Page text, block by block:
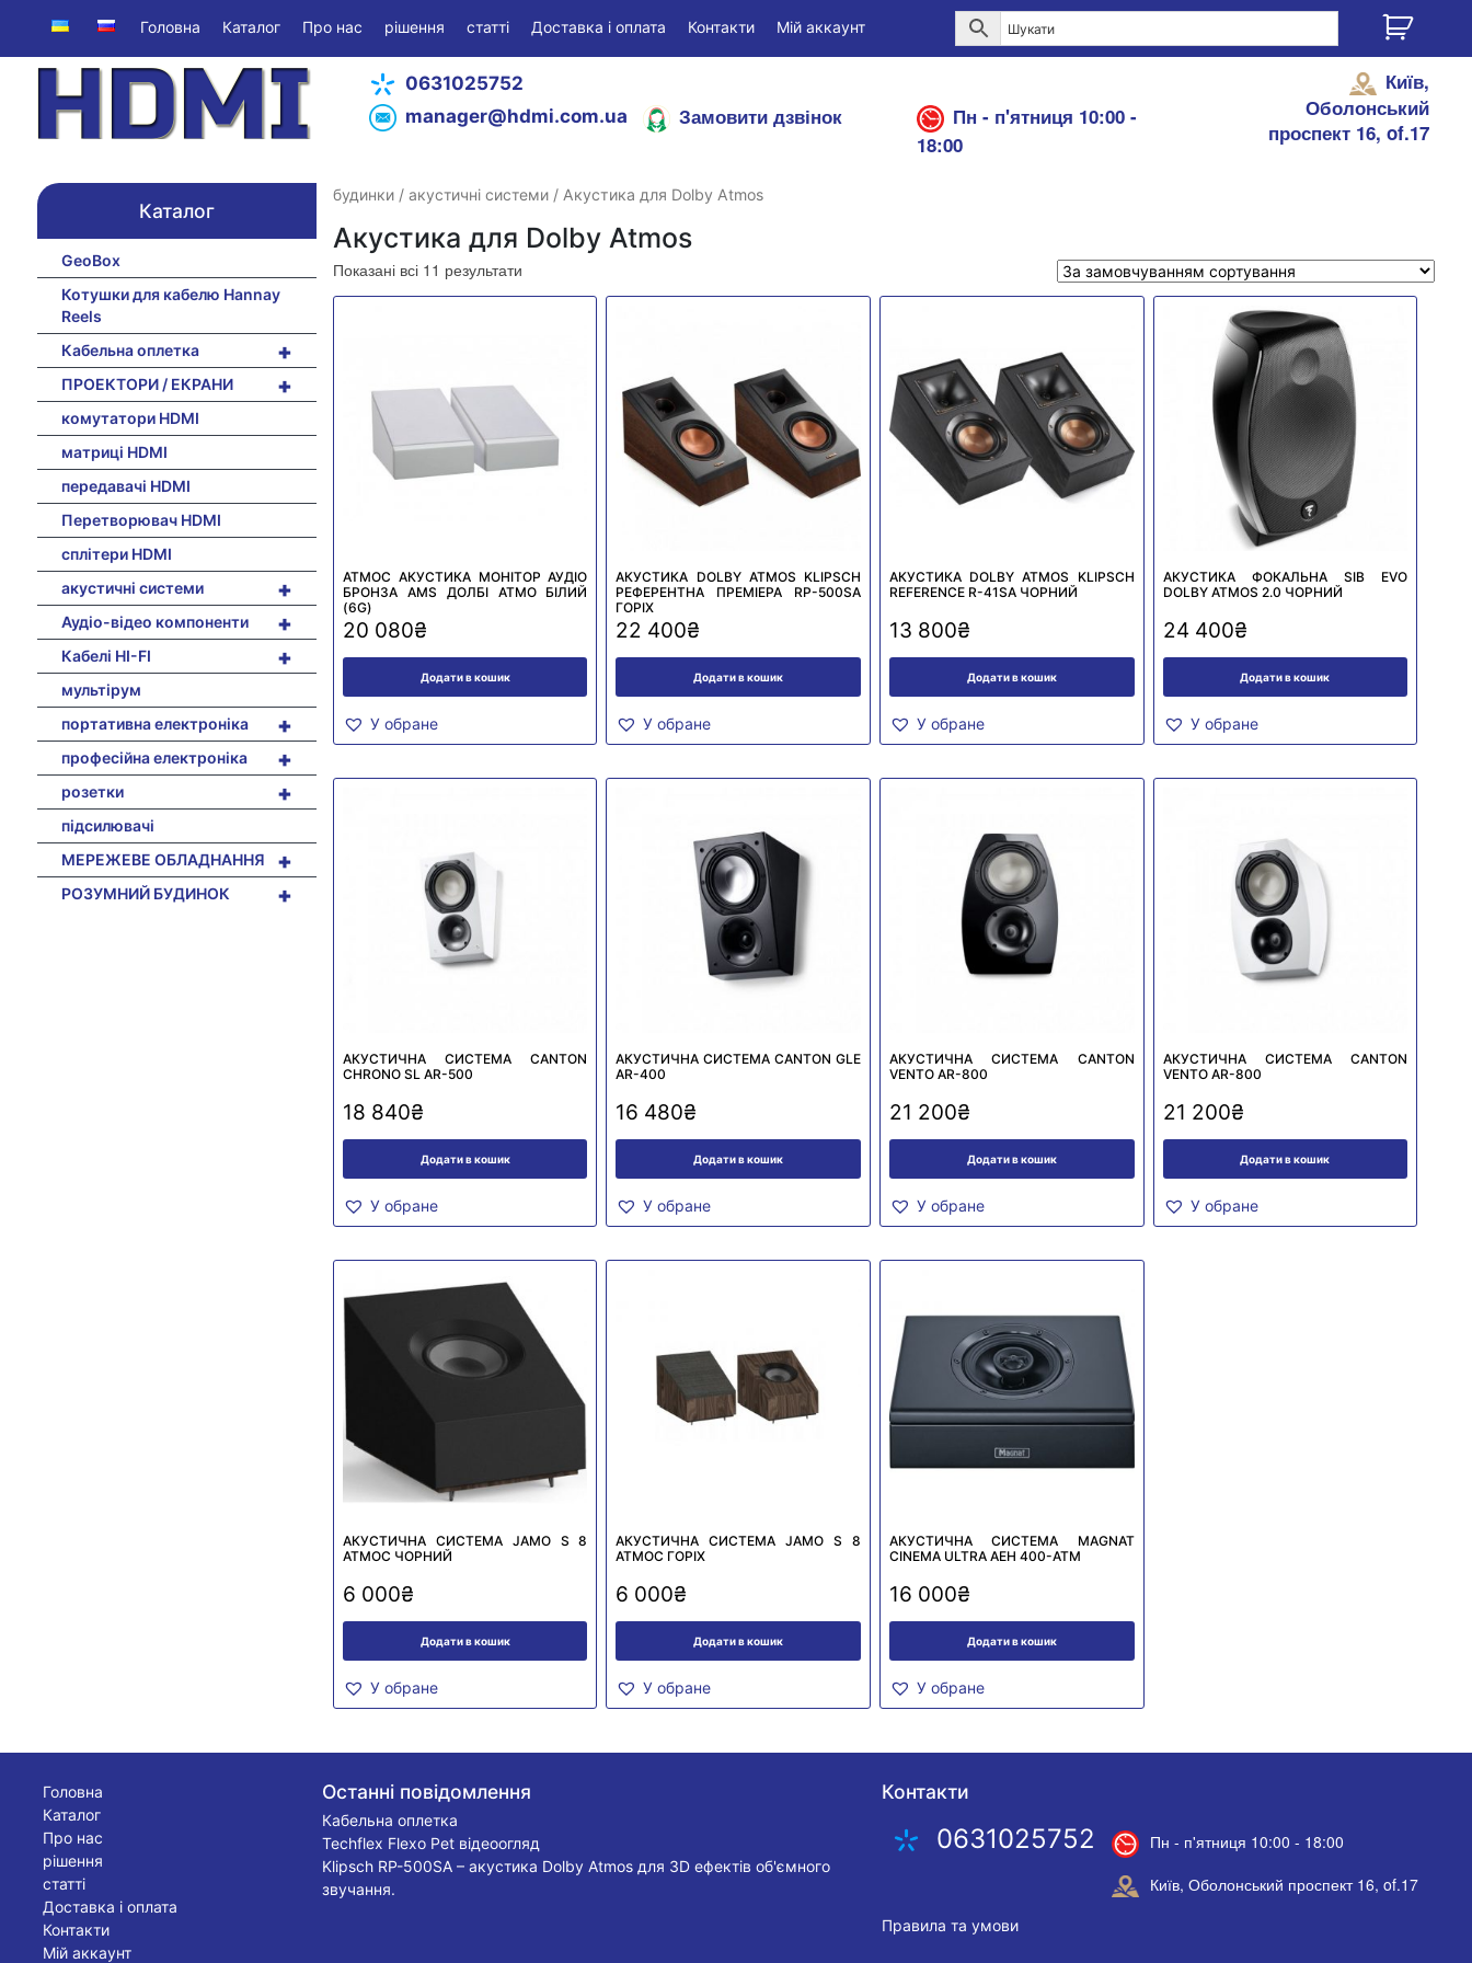
Головна Каталог Про нас рішення статті Доставка і оплата Контакти Мій аккаунт
0631025752
manager@hdmi.com.ua
Замовити дзвінок
Пн - п'ятниця 10:00 -
18:00
Київ,
Оболонський
проспект 16, of.17
будинки/ акустичні системи/ Акустика для Dolby Atmos
Акустика для Dolby Atmos
Показані всі 11 результати
АТМОС АКУСТИКА МОНІТОР АУДІО
БРОНЗА AMS ДОЛБІ АТМО БІЛИЙ
(6G)
20 080₴
Додати в кошик
У обране
АКУСТИКА DOLBY ATMOS KLIPSCH
РЕФЕРЕНТНА ПРЕМІЕРА RP-500SA
ГОРІХ
22 400₴
Додати в кошик
У обране
АКУСТИКА DOLBY ATMOS KLIPSCH
REFERENCE R-41SA ЧОРНИЙ
13 800₴
Додати в кошик
У обране
АКУСТИКА ФОКАЛЬНА SIB EVO
DOLBY ATMOS 2.0 ЧОРНИЙ
24 400₴
Додати в кошик
У обране
АКУСТИЧНА СИСТЕМА CANTON
CHRONO SL AR-500
18 840₴
Додати в кошик
У обране
АКУСТИЧНА СИСТЕМА CANTON GLE
AR-400
16 480₴
Додати в кошик
У обране
АКУСТИЧНА СИСТЕМА CANTON
VENTO AR-800
21 200₴
Додати в кошик
У обране
АКУСТИЧНА СИСТЕМА CANTON
VENTO AR-800
21 200₴
Додати в кошик
У обране
АКУСТИЧНА СИСТЕМА JAMO S 8
АТМОС ЧОРНИЙ
6 000₴
Додати в кошик
У обране
АКУСТИЧНА СИСТЕМА JAMO S 8
АТМОС ГОРІХ
6 000₴
Додати в кошик
У обране
АКУСТИЧНА СИСТЕМА MAGNAT
CINEMA ULTRA AEH 400-ATM
16 000₴
Додати в кошик
У обране
Каталог
GeoBox
Котушки для кабелю Hannay
Reels
+
Кабельна оплетка
+
ПРОЕКТОРИ / ЕКРАНИ
комутатори HDMI
матриці HDMI
передавачі HDMI
Перетворювач HDMI
сплітери HDMI
+
акустичні системи
+
Аудіо-відео компоненти
+
Кабелі HI-FI
мультірум
+
портативна електроніка
+
професійна електроніка
+
розетки
підсилювачі
+
МЕРЕЖЕВЕ ОБЛАДНАННЯ
+
РОЗУМНИЙ БУДИНОК
Головна
Каталог
Про нас
рішення
статті
Доставка і оплата
Контакти
Мій аккаунт
Останні повідомлення
Кабельна оплетка
Techflex Flexo Pet відеоогляд
Klipsch RP-500SA – акустика Dolby Atmos для 3D ефектів об'ємного
звучання.
Контакти
0631025752
Пн - п'ятниця 10:00 - 18:00
Київ, Оболонський проспект 16, of.17
Правила та умови